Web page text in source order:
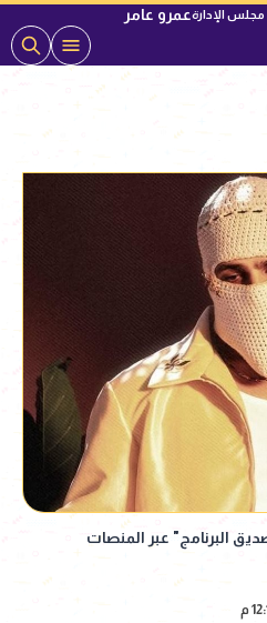
الإدارةعمرو عامر
البرنامج" عبر المنصات